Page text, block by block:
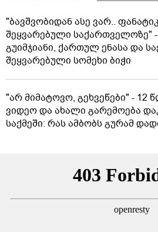
"ბავშვობიდან ასე ვარ..
შეყვარებული საქართველოზე"
გუიმჯიანი, ქართულ ენასა და
შეყვარებული სომეხი ბიჭი
"არ მიმატოვო, გეხვეწები" - 12
ვიდეო და ახალი გარემოება
საქმეში: რას ამბობს გურამ